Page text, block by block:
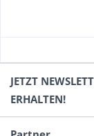
JETZT
ERHALTEN!